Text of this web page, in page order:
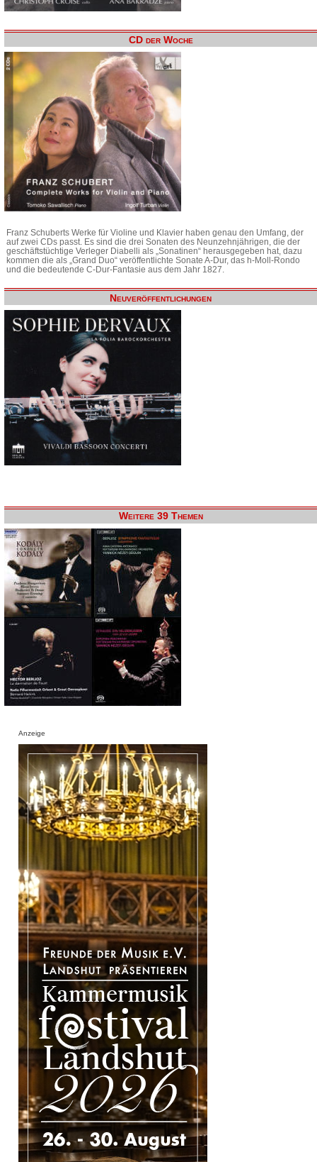
CD der Woche
Franz Schuberts Werke für Violine und Klavier haben genau den Umfang, der
auf zwei CDs passt. Es sind die drei Sonaten des Neunzehnjährigen, die der
geschäftstüchtige Verleger Diabelli als „Sonatinen“ herausgegeben hat, dazu
kommen die als „Grand Duo“ veröffentlichte Sonate A-Dur, das h-Moll-Rondo
und die bedeutende C-Dur-Fantasie aus dem Jahr 1827.
Neuveröffentlichungen
Weitere 39 Themen
Anzeige